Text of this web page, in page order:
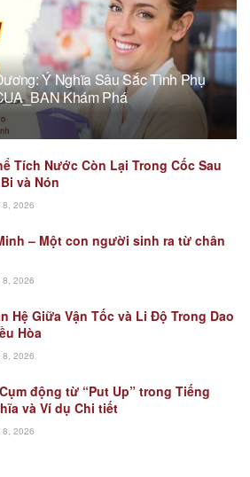
Ý Nghĩa Sâu Sắc Tình Phụ
Khám Phá
Tích Nước Còn Lại Trong Cốc Sau
và Nón
8, 2026
– Một con người sinh ra từ chân
8, 2026
Hệ Giữa Vận Tốc và Li Độ Trong Dao
Hòa
8, 2026
động từ “Put Up” trong Tiếng
và Ví dụ Chi tiết
8, 2026